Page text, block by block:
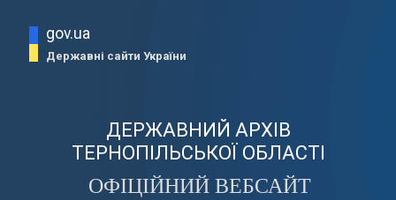
gov.ua
Державні сайти України
ДЕРЖАВНИЙ АРХІВ
ТЕРНОПІЛЬСЬКОЇ ОБЛАСТІ
ОФІЦІЙНИЙ ВЕБСАЙТ